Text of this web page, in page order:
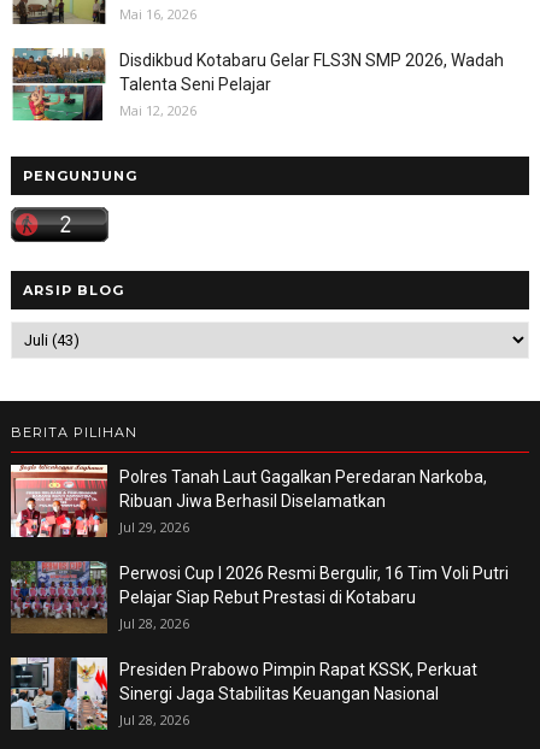
Mai 16, 2026
Disdikbud Kotabaru Gelar FLS3N SMP 2026, Wadah
Talenta Seni Pelajar
Mai 12, 2026
PENGUNJUNG
ARSIP BLOG
BERITA PILIHAN
Polres Tanah Laut Gagalkan Peredaran Narkoba,
Ribuan Jiwa Berhasil Diselamatkan
Jul 29, 2026
Perwosi Cup I 2026 Resmi Bergulir, 16 Tim Voli Putri
Pelajar Siap Rebut Prestasi di Kotabaru
Jul 28, 2026
Presiden Prabowo Pimpin Rapat KSSK, Perkuat
Sinergi Jaga Stabilitas Keuangan Nasional
Jul 28, 2026